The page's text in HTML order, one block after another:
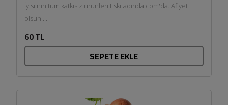
İyisi'nin tüm katkısız ürünleri Eskitadında.com'da. Afiyet
olsun....
60 TL
SEPETE EKLE